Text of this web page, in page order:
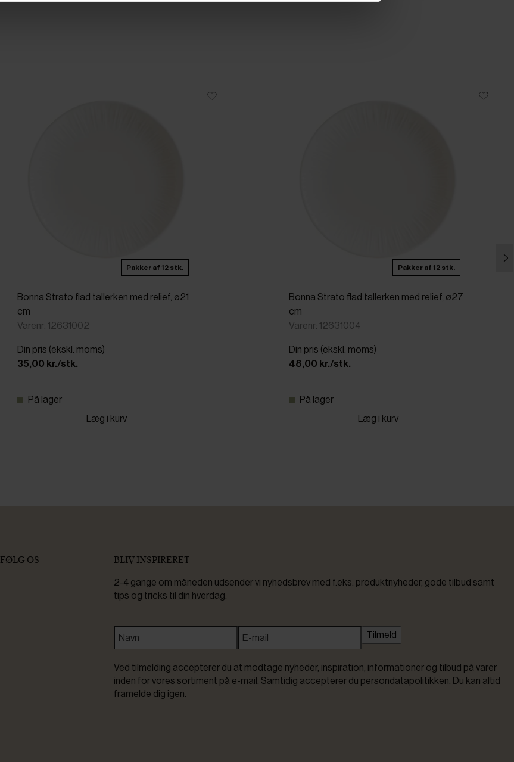
Pakker af 12 stk.
Bonna Strato flad tallerken med relief, ø21
cm
Varenr: 12631002
Din pris (ekskl. moms)
35,00 kr./stk.
På lager
Læg i kurv
Pakker af 12 stk.
Bonna Strato flad tallerken med relief, ø27
cm
Varenr: 12631004
Din pris (ekskl. moms)
48,00 kr./stk.
På lager
Læg i kurv
FØLG OS BLIV INSPIRERET
2-4 gange om måneden udsender vi nyhedsbrev med f.eks. produktnyheder, gode tilbud samt
tips og tricks til din hverdag.
Tilmeld
Ved tilmelding accepterer du at modtage nyheder, inspiration, informationer og tilbud på varer
inden for vores sortiment på e-mail. Samtidig accepterer du persondatapolitikken. Du kan altid
framelde dig igen.